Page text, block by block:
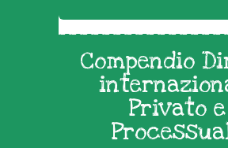
Compendio
Privato e